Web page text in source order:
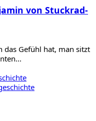
von Stuckrad-
das Gefühl hat, man sitzt